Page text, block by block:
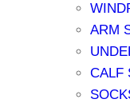
ARM
CALF